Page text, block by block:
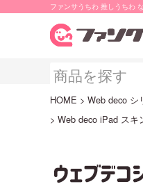
ファンサうちわ 推しうちわ
HOME Web deco シ
Web deco iPad ス